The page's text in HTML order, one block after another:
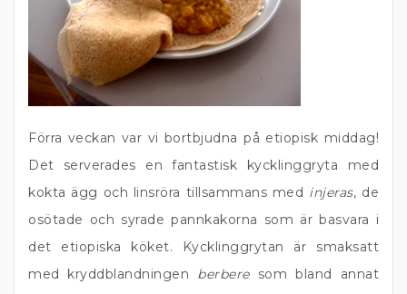
Förra veckan var vi bortbjudna på etiopisk middag!
Det serverades en fantastisk kycklinggryta med
kokta ägg och linsröra tillsammans med injeras, de
osötade och syrade pannkakorna som är basvara i
det etiopiska köket. Kycklinggrytan är smaksatt
med kryddblandningen berberesom bland annat